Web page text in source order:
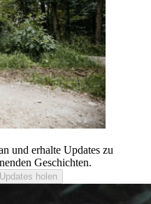
und erhalte Updates zu
Geschichten.
holen